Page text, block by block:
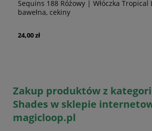
Sequins 188 Różowy | Włóczka Tropical
bawełna, cekiny
24,00 zł
Zakup produktów z
Shades w sklepie
magicloop.pl